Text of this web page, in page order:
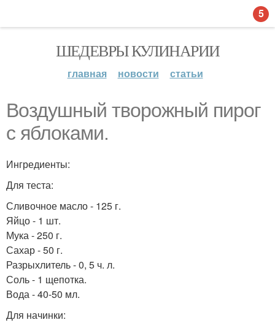
ШЕДЕВРЫ КУЛИНАРИИ
главная новости статьи
Воздушный творожный пирог
с яблоками.
Ингредиенты:
Для теста:
Сливочное масло - 125 г.
Яйцо - 1 шт.
Мука - 250 г.
Сахар - 50 г.
Разрыхлитель - 0, 5 ч. л.
Соль - 1 щепотка.
Вода - 40-50 мл.
Для начинки:
5